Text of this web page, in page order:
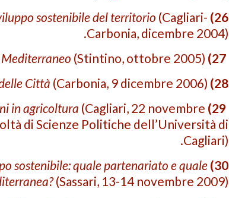
26)
sostenibile del territorio (Cagliari-
Carbonia, dicembre 2004).
27)
(Stintino, ottobre 2005).
28)
Città (Carbonia, 9 dicembre 2006).
29)
in agricoltura (Cagliari, 22 novembre
di Scienze Politiche dell’Università di
Cagliari).
30)
sostenibile: quale partenariato e quale
(Sassari, 13-14 novembre 2009).